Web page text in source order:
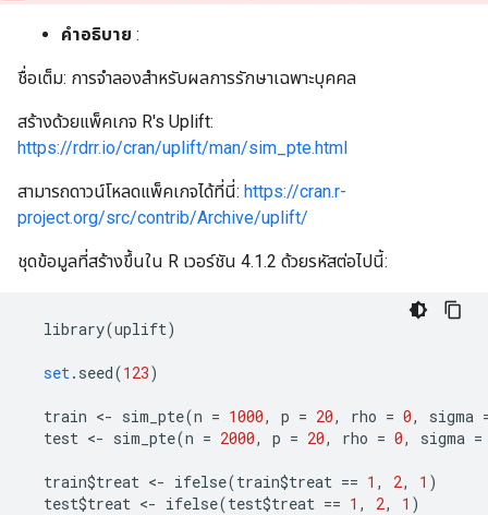
คำอธิบาย :
ชื่อเต็ม: การจำลองสำหรับผลการรักษาเฉพาะบุคคล
สร้างด้วยแพ็คเกจ R's Uplift:
https://rdrr.io/cran/uplift/man/sim_pte.html
สามารถดาวน์โหลดแพ็คเกจได้ที่นี่: https://cran.r-
project.org/src/contrib/Archive/uplift/
ชุดข้อมูลที่สร้างขึ้นใน R เวอร์ชัน 4.1.2 ด้วยรหัสต่อไปนี้:
library(uplift)
set. seed(123)
train <- sim_pte(n = 1000, p = 20, rho = 0, sigma
test <- sim_pte(n = 2000, p = 20, rho = 0, sigma =
train$treat <- ifelse(train$treat == 1 , 2, 1 )
test$treat <- ifelse(test$treat == 1 , 2, 1 )